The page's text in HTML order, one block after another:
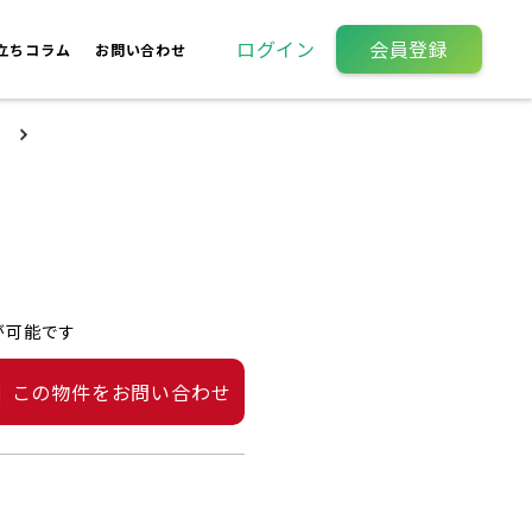
ちコラム お問い合わせ ログイン 会員登録
能です
この物件をお問い合わせ